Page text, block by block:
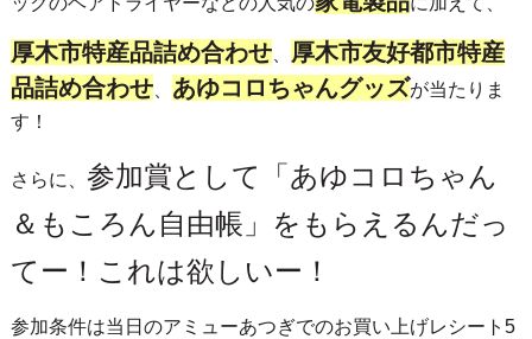
厚木市特産品詰め合わせ、
厚木市友好都市特産
品詰め合わせ、 あゆコロちゃんグッズが当たりま
す！
さらに、 参加賞として「あゆコロちゃん
＆もころん自由帳」をもらえるんだっ
てー！これは欲しいー！
参加条件は当日のアミューあつぎでのお買い上げレシート5